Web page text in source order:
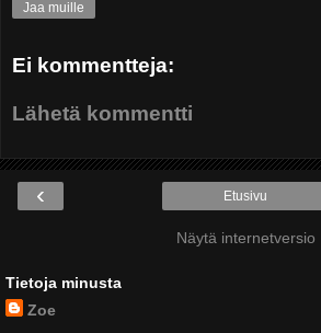
Jaa muille
Ei kommentteja:
Lähetä kommentti
‹ Etusivu
Näytä internetversio
Tietoja minusta
Zoe